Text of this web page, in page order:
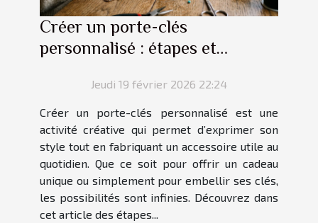
Créer un porte-clés
personnalisé : étapes et
Jeudi 19 février 2026 22:24
Créer un porte-clés personnalisé est une
activité créative qui permet d’exprimer son
style tout en fabriquant un accessoire utile au
quotidien. Que ce soit pour offrir un cadeau
unique ou simplement pour embellir ses clés,
les possibilités sont infinies. Découvrez dans
cet article des étapes...